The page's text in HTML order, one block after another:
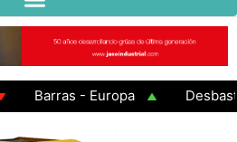
Barras - Europa
Desbaste -